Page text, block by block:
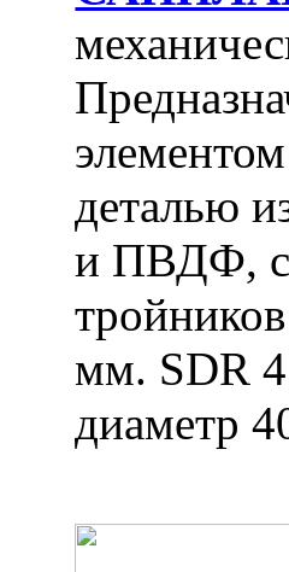
деталью
и ПВДФ,
мм. SDR
диаметр